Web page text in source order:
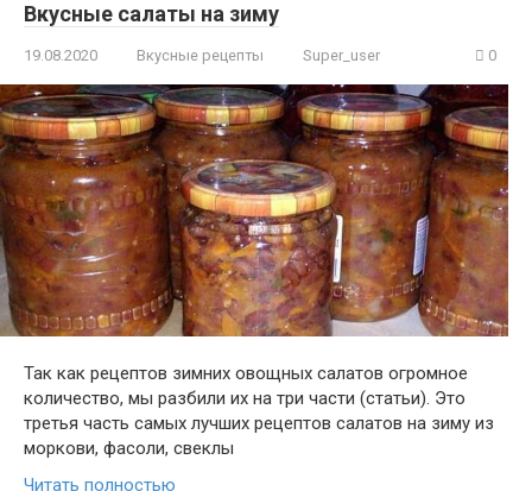
Вкусные салаты на зиму
19.08.2020 Вкусные рецепты Super_user 0
Так как рецептов зимних овощных салатов огромное
количество, мы разбили их на три части (статьи). Это
третья часть самых лучших рецептов салатов на зиму из
моркови, фасоли, свеклы
Читать полностью